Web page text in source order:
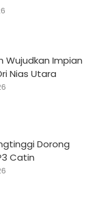
Wujudkan Impian
Nias Utara
Dorong
Catin